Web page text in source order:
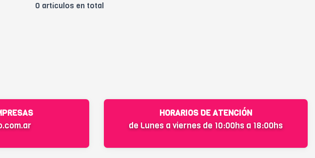
0 artículos en total
HORARIOS DE ATENCIÓN
de Lunes a viernes de 10:00hs a 18:00hs